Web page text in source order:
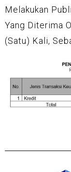
Melakukan
Yang Diterima
(satu) Kali,